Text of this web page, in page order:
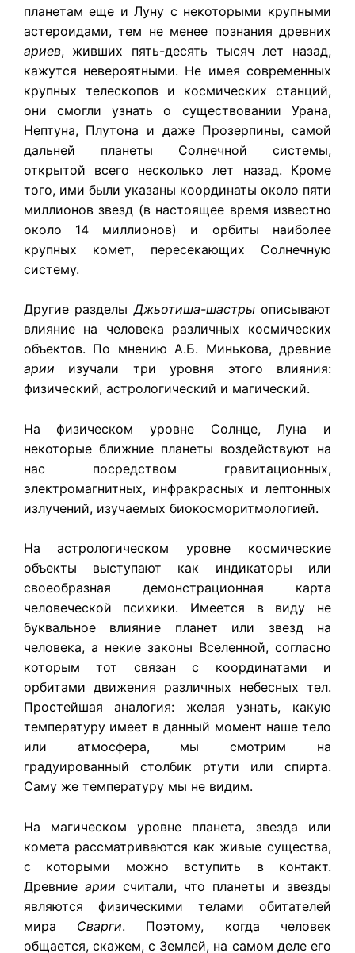
планетам еще и Луну с некоторыми крупными
астероидами, тем не менее познания древних
ариев, живших пять-десять тысяч лет назад,
кажутся невероятными. Не имея современных
крупных телескопов и космических станций,
они смогли узнать о существовании Урана,
Нептуна, Плутона и даже Прозерпины, самой
дальней планеты Солнечной системы,
открытой всего несколько лет назад. Кроме
того, ими были указаны координаты около пяти
миллионов звезд (в настоящее время известно
около 14 миллионов) и орбиты наиболее
крупных комет, пересекающих Солнечную
систему.
Другие разделыДжьотиша-шастрыописывают
влияние на человека различных космических
объектов. По мнению А.Б. Минькова, древние
арии изучали три уровня этого влияния:
физический, астрологический и магический.
На физическом уровне Солнце, Луна и
некоторые ближние планеты воздействуют на
нас посредством гравитационных,
электромагнитных, инфракрасных и лептонных
излучений, изучаемых биокосморитмологией.
На астрологическом уровне космические
объекты выступают как индикаторы или
своеобразная демонстрационная карта
человеческой психики. Имеется в виду не
буквальное влияние планет или звезд на
человека, а некие законы Вселенной, согласно
которым тот связан с координатами и
орбитами движения различных небесных тел.
Простейшая аналогия: желая узнать, какую
температуру имеет в данный момент наше тело
или атмосфера, мы смотрим на
градуированный столбик ртути или спирта.
Саму же температуру мы не видим.
На магическом уровне планета, звезда или
комета рассматриваются как живые существа,
с которыми можно вступить в контакт.
Древние арии считали, что планеты и звезды
являются физическими телами обитателей
мира Сварги. Поэтому, когда человек
общается, скажем, с Землей, на самом деле его